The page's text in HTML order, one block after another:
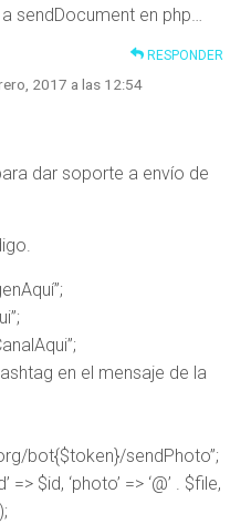
sendDocument en php…
RESPONDER
2017 a las 12:54
dar soporte a envío de
en el mensaje de la
bot{$token}/sendPhoto”;
$id, ‘photo’ => ‘@’ . $file,